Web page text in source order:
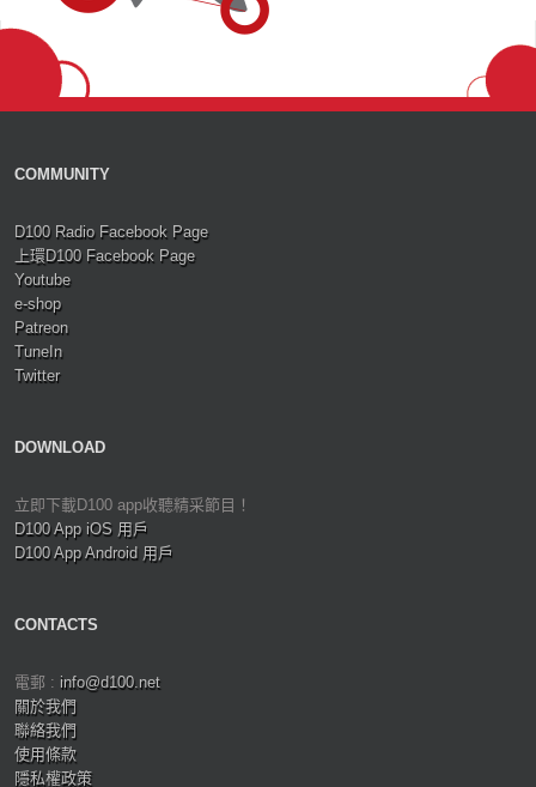
COMMUNITY
D100 Radio Facebook Page
上環D100 Facebook Page
Youtube
e-shop
Patreon
TuneIn
Twitter
DOWNLOAD
立即下載D100 app收聽精采節目！
D100 App iOS 用戶
D100 App Android 用戶
CONTACTS
電郵 : info@d100.net
關於我們
聯絡我們
使用條款
隱私權政策